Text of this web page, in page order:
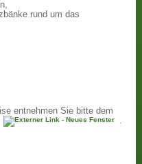
rund um das
entnehmen Sie bitte dem
.